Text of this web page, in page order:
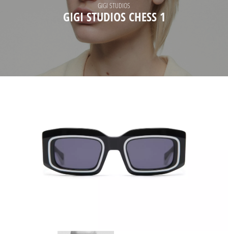
GIGI STUDIOS
GIGI STUDIOS CHESS 1